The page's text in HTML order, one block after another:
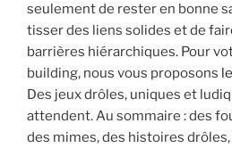
seulement de rester en bonne
tisser des liens solides et de
barrières hiérarchiques. Pour
building, nous vous proposons
Des jeux drôles, uniques et
attendent. Au sommaire : des
des mimes, des histoires